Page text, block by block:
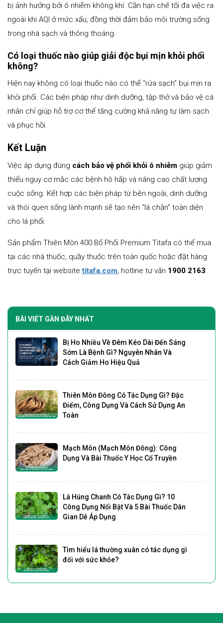
bị ảnh hưởng bởi ô nhiễm không khí. Cần hạn chế tối đa việc ra
ngoài khi AQI ở mức xấu, đồng thời đảm bảo môi trường sống
trong nhà sạch và thông thoáng.
Có loại thuốc nào giúp giải độc bụi mịn khỏi phổi
không?
Hiện nay không có loại thuốc nào có thể “rửa sạch” bụi mịn ra
khỏi phổi. Các biện pháp như dinh dưỡng, tập thở và bảo vệ cá
nhân chỉ giúp hỗ trợ cơ thể tăng cường khả năng tự làm sạch
và phục hồi.
Kết Luận
Việc áp dụng đúng cách bảo vệ phổi khỏi ô nhiễm giúp giảm
thiểu nguy cơ mắc các bệnh hô hấp và nâng cao chất lượng
cuộc sống. Kết hợp các biện pháp từ bên ngoài, dinh dưỡng
và thói quen sống lành mạnh sẽ tạo nên “lá chắn” toàn diện
cho lá phổi.
Sản phẩm Thiên Môn 400 Bổ Phổi Premium Titafa có thể mua
tại các nhà thuốc, quầy thuốc trên toàn quốc hoặc đặt hàng
trực tuyến tại websitetitafa.com, hotline tư vấn 1900 2163.
BÀI VIẾT GẦN ĐÂY NHẤT
Bị Ho Nhiều Về Đêm Kéo Dài Đến Sáng
Sớm Là Bệnh Gì? Nguyên Nhân Và
Cách Giảm Ho Hiệu Quả
Thiên Môn Đông Có Tác Dụng Gì? Đặc
Điểm, Công Dụng Và Cách Sử Dụng An
Toàn
Mạch Môn (Mạch Môn Đông): Công
Dụng Và Bài Thuốc Y Học Cổ Truyền
Lá Húng Chanh Có Tác Dụng Gì? 10
Công Dụng Nổi Bật Và 5 Bài Thuốc Dân
Gian Dễ Áp Dụng
Tìm hiểu lá thường xuân có tác dụng gì
đối với sức khỏe?